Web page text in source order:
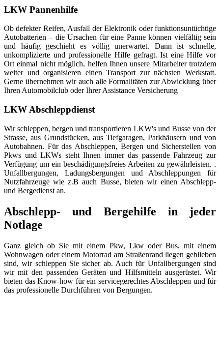
LKW Pannenhilfe
Ob defekter Reifen, Ausfall der Elektronik oder funktionsuntüchtige
Autobatterien – die Ursachen für eine Panne können vielfältig sein
und häufig geschieht es völlig unerwartet. Dann ist schnelle,
unkomplizierte und professionelle Hilfe gefragt. Ist eine Hilfe vor
Ort einmal nicht möglich, helfen Ihnen unsere Mitarbeiter trotzdem
weiter und organisieren einen Transport zur nächsten Werkstatt.
Gerne übernehmen wir auch alle Formalitäten zur Abwicklung über
Ihren Automobilclub oder Ihrer Assistance Versicherung
LKW Abschleppdienst
Wir schleppen, bergen und transportieren LKW's und Busse von der
Strasse, aus Grundstücken, aus Tiefgaragen, Parkhäusern und von
Autobahnen. Für das Abschleppen, Bergen und Sicherstellen von
Pkws und LKWs steht Ihnen immer das passende Fahrzeug zur
Verfügung um ein beschädigungsfreies Arbeiten zu gewährleisten. .
Unfallbergungen, Ladungsbergungen und Abschleppungen für
Nutzfahrzeuge wie z.B auch Busse, bieten wir einen Abschlepp-
und Bergedienst an.
Abschlepp- und Bergehilfe in jeder
Notlage
Ganz gleich ob Sie mit einem Pkw, Lkw oder Bus, mit einem
Wohnwagen oder einem Motorrad am Straßenrand liegen geblieben
sind, wir schleppen Sie sicher ab. Auch für Unfallbergungen sind
wir mit den passenden Geräten und Hilfsmitteln ausgerüstet. Wir
bieten das Know-how für ein servicegerechtes Abschleppen und für
das professionelle Durchführen von Bergungen.